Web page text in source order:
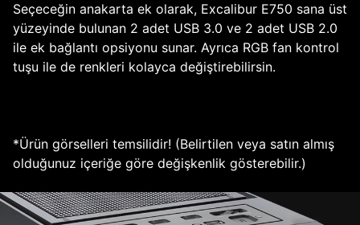
Seçeceğin anakarta ek olarak, Excalibur E750 sana üst
yüzeyinde bulunan 2 adet USB 3.0 ve 2 adet USB 2.0
ile ek bağlantı opsiyonu sunar. Ayrıca RGB fan kontrol
tuşu ile de renkleri kolayca değiştirebilirsin.
*Ürün görselleri temsilidir! (Belirtilen veya satın almış
olduğunuz içeriğe göre değişkenlik gösterebilir.)